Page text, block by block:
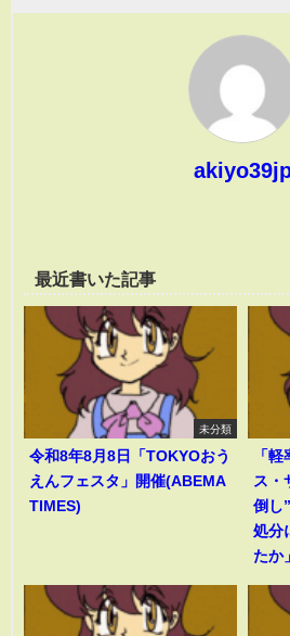
最近書いた記事
未分類
令和8年8月8日「TOKYOおう
えんフェスタ」開催(ABEMA
TIMES)
「
ス・
倒し
処分
たか